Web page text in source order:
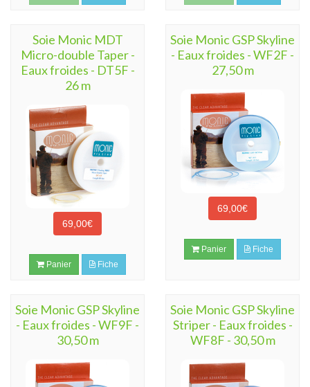
Soie Monic MDT
Micro-double Taper -
Eaux froides - DT5F -
26 m
69,00€
Panier Fiche
Soie Monic GSP Skyline
- Eaux froides - WF2F -
27,50 m
69,00€
Panier Fiche
Soie Monic GSP Skyline
- Eaux froides - WF9F -
30,50 m
Soie Monic GSP Skyline
Striper - Eaux froides -
WF8F - 30,50 m